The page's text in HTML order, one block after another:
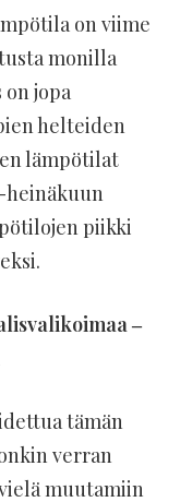
on viime
monilla
jopa
helteiden
lämpötilat
heinäkuun
piikki
‒
tämän
verran
muutamiin